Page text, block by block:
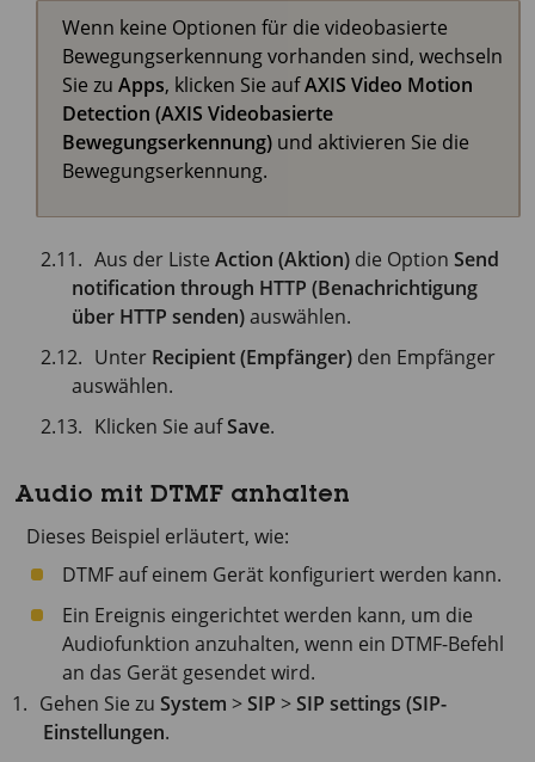
Wenn keine Optionen für die videobasierte
Bewegungserkennung vorhanden sind, wechseln
Sie zu Apps, klicken Sie aufAXIS Video Motion
Detection (AXIS Videobasierte
Bewegungserkennung) und aktivieren Sie die
Bewegungserkennung.
Aus der ListeAction (Aktion) die OptionSend
notification through HTTP (Benachrichtigung
über HTTP senden)auswählen.
Unter Recipient (Empfänger) den Empfänger
auswählen.
Klicken Sie aufSave.
Audio mit DTMF anhalten
Dieses Beispiel erläutert, wie:
DTMF auf einem Gerät konfiguriert werden kann.
Ein Ereignis eingerichtet werden kann, um die
Audiofunktion anzuhalten, wenn ein DTMF-Befehl
an das Gerät gesendet wird.
Gehen Sie zuSystem >SIP >SIP settings (SIP-
Einstellungen.